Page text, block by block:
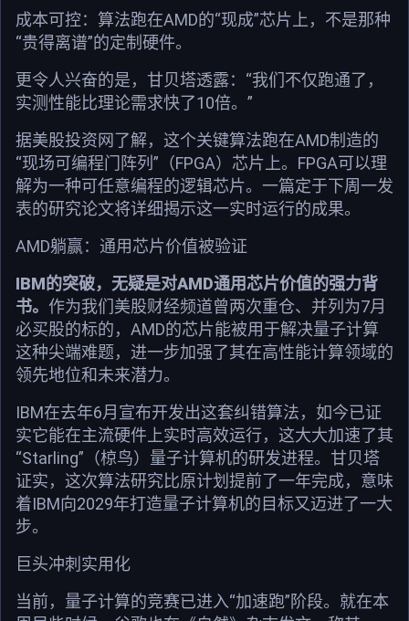
成本可控：算法跑在AMD的“现成”芯片上，不是那种
“贵得离谱”的定制硬件。
更令人兴奋的是，甘贝塔透露：“我们不仅跑通了，
实测性能比理论需求快了10倍。”
据美股投资网了解，这个关键算法跑在AMD制造的
“现场可编程门阵列”（FPGA）芯片上。FPGA可以理
解为一种可任意编程的逻辑芯片。一篇定于下周一发
表的研究论文将详细揭示这一实时运行的成果。
AMD躺赢：通用芯片价值被验证
IBM的突破，无疑是对AMD通用芯片价值的强力背
书。 作为我们美股财经频道曾两次重仓、并列为7月
必买股的标的，AMD的芯片能被用于解决量子计算
这种尖端难题，进一步加强了其在高性能计算领域的
领先地位和未来潜力。
IBM在去年6月宣布开发出这套纠错算法，如今已证
实它能在主流硬件上实时高效运行，这大大加速了其
“Starling”（椋鸟）量子计算机的研发进程。甘贝塔
证实，这次算法研究比原计划提前了一年完成，意味
着IBM向2029年打造量子计算机的目标又迈进了一大
步。
巨头冲刺实用化
当前，量子计算的竞赛已进入“加速跑”阶段。就在本